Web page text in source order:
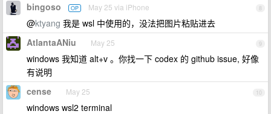
8
bingoso OP May 25 via iPhone
@ktyang 我是 wsl 中使用的，没法把图片粘贴进去
9
AtlantaANiu May 25
windows 我知道 alt+v 。你找一下 codex 的 github issue, 好像
有说明
10
cense May 25
windows wsl2 terminal